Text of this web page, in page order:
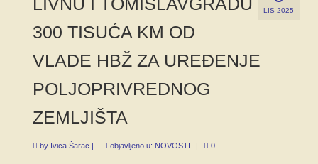
LIS 2025
300 TISUĆA KM OD
VLADE HBŽ ZA UREĐENJE
POLJOPRIVREDNOG
ZEMLJIŠTA
by Ivica Šarac | objavljeno u: NOVOSTI | 0